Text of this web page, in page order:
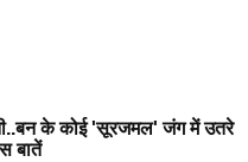
के कोई 'सूरजमल' जंग में उतरे
बातें